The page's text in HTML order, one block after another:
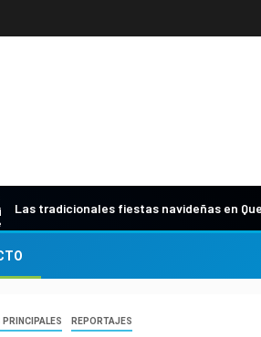
Las tradicionales fiestas navideñas en
PRINCIPALES REPORTAJES